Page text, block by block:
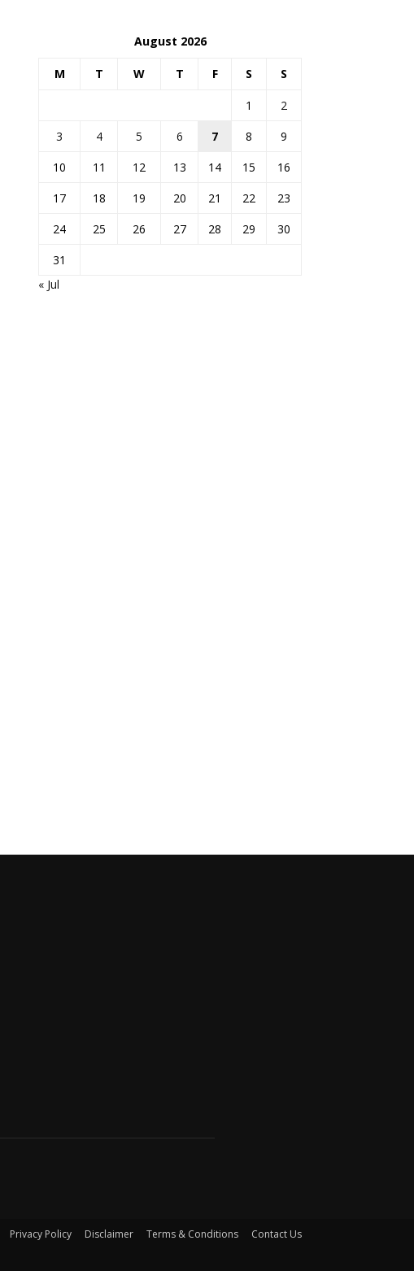
August 2026
M T W T F S S
1
2
3
4 5 6 7 8
9
10
11 12 13 14 15
16
17
18 19 20 21 22
23
24
25 26 27 28 29
30
31
« Jul
Privacy Policy Disclaimer Terms & Conditions Contact Us